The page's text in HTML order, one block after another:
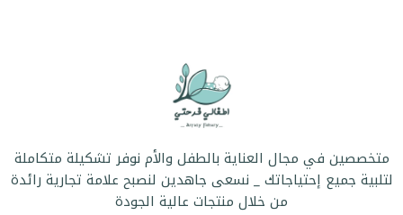
متخصصين في مجال العناية بالطفل والأم نوفر تشكيلة متكاملة
لتلبية جميع إحتياجاتك _ نسعى جاهدين لنصبح علامة تجارية رائدة
من خلال منتجات عالية الجودة